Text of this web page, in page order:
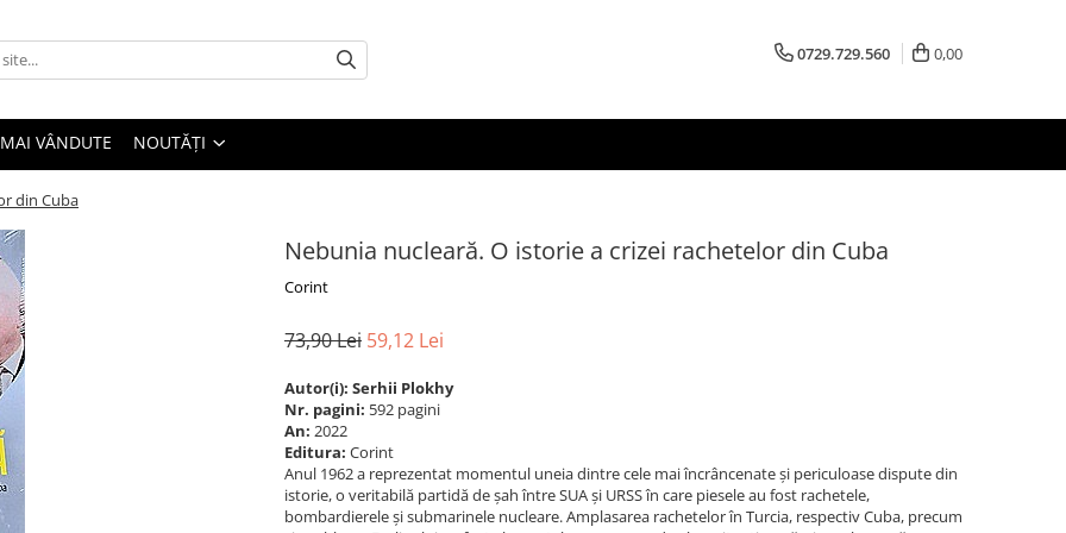
0729.729.560 0,00
VÂNDUTE NOUTĂȚI
din Cuba
Nebunia nucleară. O istorie a crizei rachetelor din Cuba
Corint
73,90 Lei 59,12 Lei
Autor(i): Serhii Plokhy
Nr. pagini: 592 pagini
An: 2022
Editura: Corint
Anul 1962 a reprezentat momentul uneia dintre cele mai încrâncenate și periculoase dispute din
istorie, o veritabilă partidă de șah între SUA și URSS în care piesele au fost rachetele,
bombardierele și submarinele nucleare. Amplasarea rachetelor în Turcia, respectiv Cuba, precum